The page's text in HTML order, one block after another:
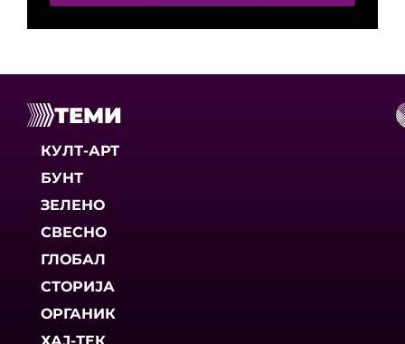
ТЕМИ
КУЛТ-АРТ
БУНТ
ЗЕЛЕНО
СВЕСНО
ГЛОБАЛ
СТОРИЈА
ОРГАНИК
ХАЈ-ТЕК